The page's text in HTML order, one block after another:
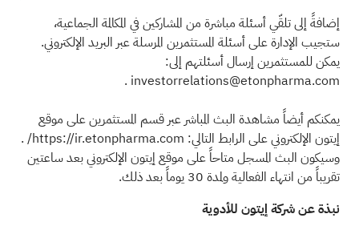
إضافةً إلى تلقّي أسئلة مباشرة من المشاركين في المكالمة الجماعية،
ستجيب الإدارة على أسئلة المستثمرين المرسلة عبر البريد الإلكتروني.
يمكن للمستثمرين إرسال أسئلتهم إلى:
investorrelations@etonpharma.com
.
يمكنكم أيضاً مشاهدة البث المباشر عبر قسم المستثمرين على موقع
إيتون الإلكتروني على الرابط التالي: https://ir.etonpharma.com/
.
وسيكون البث المسجل متاحاً على موقع إيتون الإلكتروني بعد ساعتين
تقريباً من انتهاء الفعالية ولمدة 30 يوماً بعد ذلك.
نبذة عن شركة إيتون للأدوية